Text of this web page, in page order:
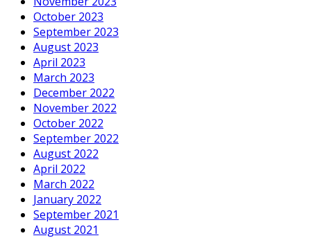
October 2023
September 2023
August 2023
April 2023
March 2023
December 2022
November 2022
October 2022
September 2022
August 2022
April 2022
March 2022
January 2022
September 2021
August 2021